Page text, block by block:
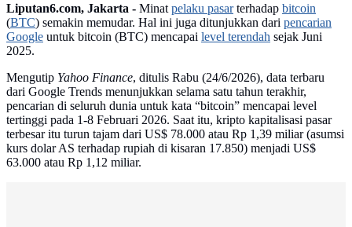
Liputan6.com, Jakarta - Minatpelaku pasarterhadap bitcoin
(BTC) semakin memudar. Hal ini juga ditunjukkan dari pencarian
Google untuk bitcoin (BTC) mencapai level terendah sejak Juni
2025.
Mengutip Yahoo Finance, ditulis Rabu (24/6/2026), data terbaru
dari Google Trends menunjukkan selama satu tahun terakhir,
pencarian di seluruh dunia untuk kata “bitcoin” mencapai level
tertinggi pada 1-8 Februari 2026. Saat itu, kripto kapitalisasi pasar
terbesar itu turun tajam dari US$ 78.000 atau Rp 1,39 miliar (asumsi
kurs dolar AS terhadap rupiah di kisaran 17.850) menjadi US$
63.000 atau Rp 1,12 miliar.